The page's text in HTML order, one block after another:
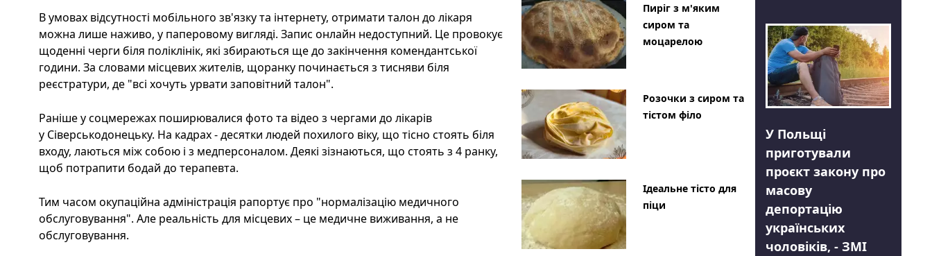
В умовах відсутності мобільного зв'язку та інтернету, отримати талон до лікаря
можна лише наживо, у паперовому вигляді. Запис онлайн недоступний. Це провокує
щоденні черги біля поліклінік, які збираються ще до закінчення комендантської
години. За словами місцевих жителів, щоранку починається з тисняви ​​біля
реєстратури, де "всі хочуть урвати заповітний талон".
Раніше у соцмережах поширювалися фото та відео з чергами до лікарів
у Сіверськодонецьку. На кадрах - десятки людей похилого віку, що тісно стоять біля
входу, лаються між собою і з медперсоналом. Деякі зізнаються, що стоять з 4 ранку,
щоб потрапити бодай до терапевта.
Тим часом окупаційна адміністрація рапортує про "нормалізацію медичного
обслуговування". Але реальність для місцевих – це медичне виживання, а не
обслуговування.
Пиріг з м'яким
сиром та
моцарелою
Розочки з сиром та
тістом філо
Ідеальне тісто для
піци
У Польщі
приготували
проєкт закону про
масову
депортацію
українських
чоловіків, - ЗМІ